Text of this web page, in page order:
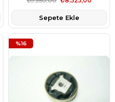
Sepete Ekle
%16